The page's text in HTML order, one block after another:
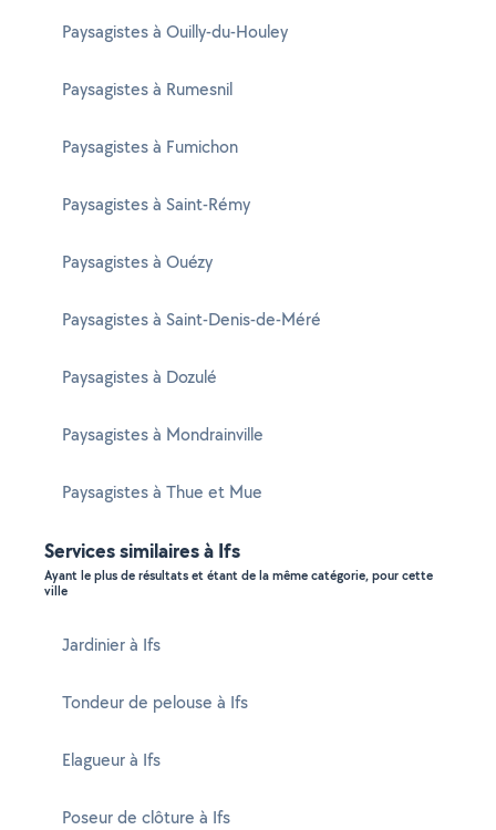
Paysagistes à Ouilly-du-Houley
Paysagistes à Rumesnil
Paysagistes à Fumichon
Paysagistes à Saint-Rémy
Paysagistes à Ouézy
Paysagistes à Saint-Denis-de-Méré
Paysagistes à Dozulé
Paysagistes à Mondrainville
Paysagistes à Thue et Mue
Services similaires à Ifs
Ayant le plus de résultats et étant de la même catégorie, pour cette
ville
Jardinier à Ifs
Tondeur de pelouse à Ifs
Elagueur à Ifs
Poseur de clôture à Ifs